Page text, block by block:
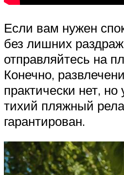
Если вам нужен
без лишних
отправляйтесь на
Конечно,
практически нет,
тихий пляжный
гарантирован.